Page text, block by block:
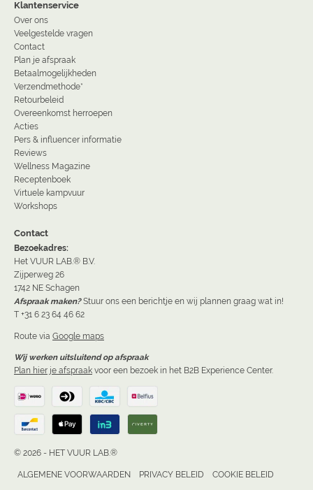
Klantenservice
Over ons
Veelgestelde vragen
Contact
Plan je afspraak
Betaalmogelijkheden
Verzendmethode*
Retourbeleid
Overeenkomst herroepen
Acties
Pers & influencer informatie
Reviews
Wellness Magazine
Receptenboek
Virtuele kampvuur
Workshops
Contact
Bezoekadres:
Het VUUR LAB.® B.V.
Zijperweg 26
1742 NE Schagen
Afspraak maken? Stuur ons een berichtje en wij plannen graag wat in!
T +31 6 23 64 46 62
Route via Google maps
Wij werken uitsluitend op afspraak
Plan hier je afspraak voor een bezoek in het B2B Experience Center.
© 2026 - HET VUUR LAB.®
ALGEMENE VOORWAARDEN PRIVACY BELEID COOKIE BELEID